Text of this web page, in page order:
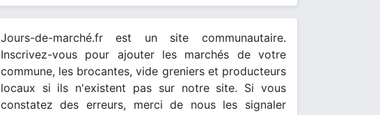
Jours-de-marché.fr est un site communautaire.
Inscrivez-vous pour ajouter les marchés de votre
commune, les brocantes, vide greniers et producteurs
locaux si ils n'existent pas sur notre site. Si vous
constatez des erreurs, merci de nous les signaler